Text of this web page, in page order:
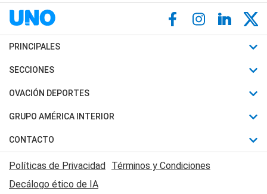
PRINCIPALES
Últimas Noticias
Política
Judiciales
Economia
SECCIONES
Horóscopo
Motores
Trucos caseros
Series y Películas
Edictos y Solicitadas
OVACIÓN DEPORTES
Fútbol
Mundial
Automovilismo
Rugby
GRUPO AMÉRICA INTERIOR
Canal 7 en Vivo
CONTACTO
Acerca de Nosotros
Contactanos
Políticas de Privacidad Términos y Condiciones
Decálogo ético de IA